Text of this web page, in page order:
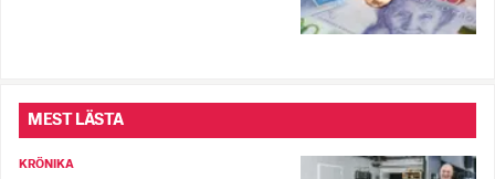
MEST LÄSTA
KRÖNIKA